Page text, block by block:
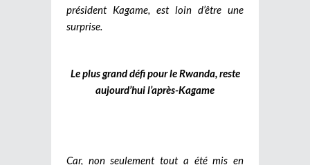
président Kagame, est loin d’être une
surprise.
Le plus grand défi pour le Rwanda, reste
aujourd’hui l’après-Kagame
Car, non seulement tout a été mis en